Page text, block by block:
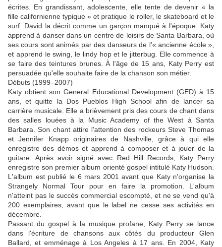
écrites. En grandissant, adolescente, elle tente de devenir « la
fille californienne typique » et pratique le roller, le skateboard et le
surf. David la décrit comme un garçon manqué à l'époque. Katy
apprend à danser dans un centre de loisirs de Santa Barbara, où
ses cours sont animés par des danseurs de l'« ancienne école »,
et apprend le swing, le lindy hop et le jitterbug. Elle commence à
se faire des teintures brunes. À l'âge de 15 ans, Katy Perry est
persuadée qu'elle souhaite faire de la chanson son métier.
Débuts (1999–2007)
Katy obtient son General Educational Development (GED) à 15
ans, et quitte la Dos Pueblos High School afin de lancer sa
carrière musicale. Elle a brièvement pris des cours de chant dans
des salles louées à la Music Academy of the West à Santa
Barbara. Son chant attire l'attention des rockeurs Steve Thomas
et Jennifer Knapp originaires de Nashville, grâce à qui elle
enregistre des démos et apprend à composer et à jouer de la
guitare. Après avoir signé avec Red Hill Records, Katy Perry
enregistre son premier album orienté gospel intitulé Katy Hudson.
L'album est publié le 6 mars 2001 avant que Katy n'organise la
Strangely Normal Tour pour en faire la promotion. L'album
n'atteint pas le succès commercial escompté, et ne se vend qu'à
200 exemplaires, avant que le label ne cesse ses activités en
décembre.
Passant du gospel à la musique profane, Katy Perry se lance
dans l'écriture de chansons aux côtés du producteur Glen
Ballard, et emménage à Los Angeles à 17 ans. En 2004, Katy